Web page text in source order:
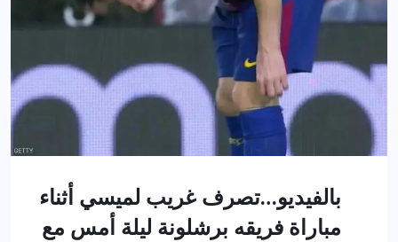
بالفيديو…تصرف غريب لميسي أثناء
مباراة فريقه برشلونة ليلة أمس مع